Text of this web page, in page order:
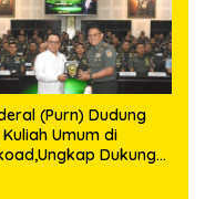
(Purn) Dudung
Umum di
Dukung